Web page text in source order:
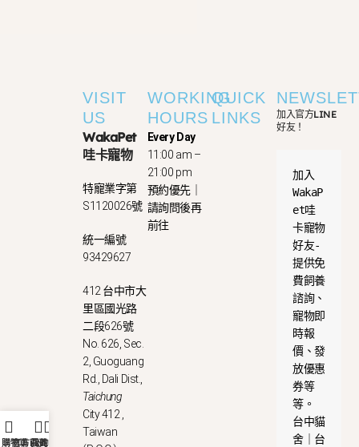
VISIT
US
WakaPet
哇卡寵物
特寵業字第
S1120026號
統一編號
93429627
412 台中市大
里區國光路
二段626號
No. 626, Sec.
2, Guoguang
Rd., Dali Dist.,
Taichung
City 412 ,
Taiwan
WORKING
HOURS
Every Day
11:00 am –
21:00 pm
預約優先｜
請詢問後再
前往
QUICK
LINKS
加入官方LINE
好友！
加入
WakaP
et哇
卡寵物
好友-
提供免
費飼養
諮詢、
寵物即
時報
價、發
放優惠
券等
等。
台中貓
舍｜台
購物車
官方LINE
首頁
我的帳戶